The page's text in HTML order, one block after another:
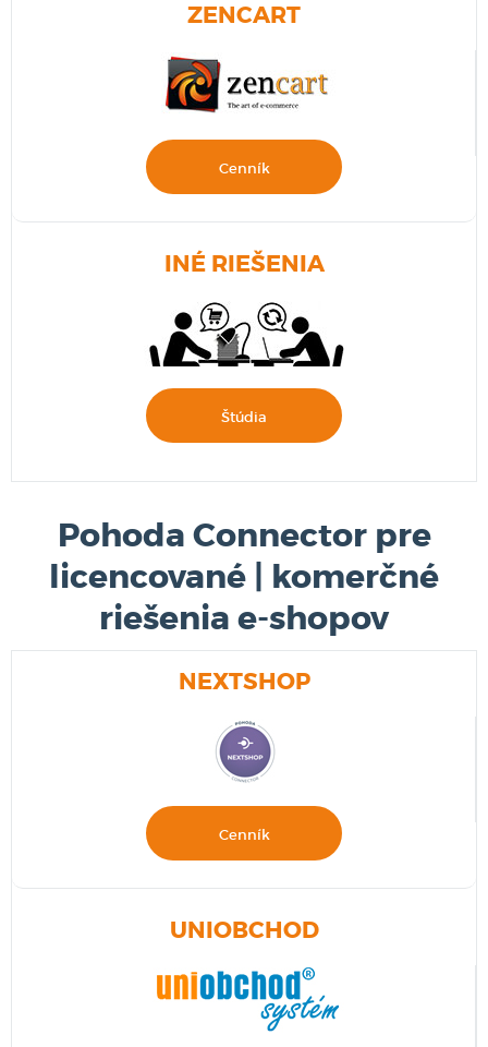
ZENCART
Cenník
INÉ RIEŠENIA
Štúdia
Pohoda Connector pre
licencované | komerčné
riešenia e-shopov
NEXTSHOP
Cenník
UNIOBCHOD